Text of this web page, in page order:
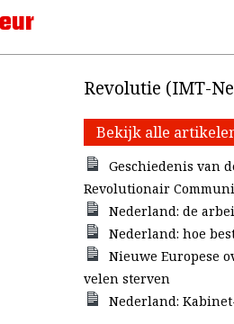
Revolutie (IMT-
Bekijk alle
Geschiedenis van
Revolutionair
Nederland: de
Nederland: hoe
Nieuwe Europese
velen sterven
Nederland: